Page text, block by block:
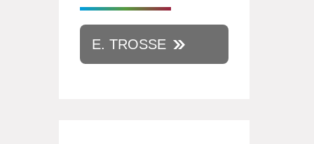
E. TROSSE